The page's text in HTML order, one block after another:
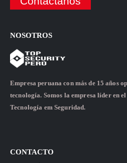
NOSOTROS
Empresa peruana con más de 15 años
tecnología. Somos la empresa líder en
Tecnología em Seguridad.
CONTACTO